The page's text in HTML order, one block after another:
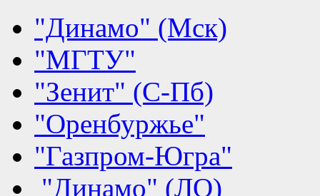
"Динамо" (Мск)
"МГТУ"
"Зенит" (С-Пб)
"Оренбуржье"
"Газпром-Югра"
"Динамо" (ЛО)